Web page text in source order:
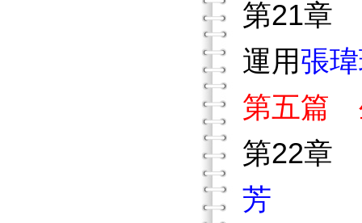
第21章
運用張
第五篇
第22章
芳